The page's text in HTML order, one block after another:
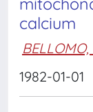
calcium
1982-01-01